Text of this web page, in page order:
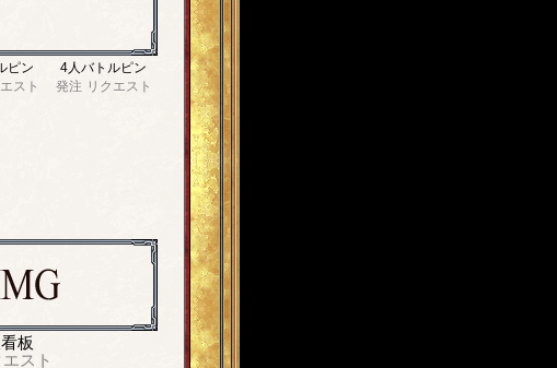
ピン
スト
4人バトルピン
発注 リクエスト
板
エスト